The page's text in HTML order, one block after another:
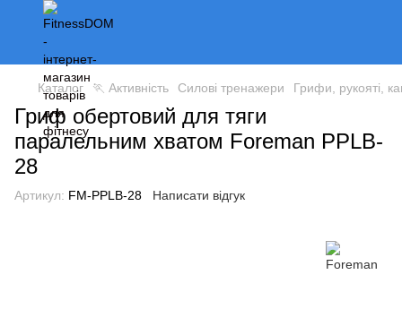
Каталог 🏃 Активність Силові тренажери Грифи, рукояті,
Гриф обертовий для тяги
паралельним хватом Foreman PPLB-
28
Артикул: FM-PPLB-28 Написати відгук